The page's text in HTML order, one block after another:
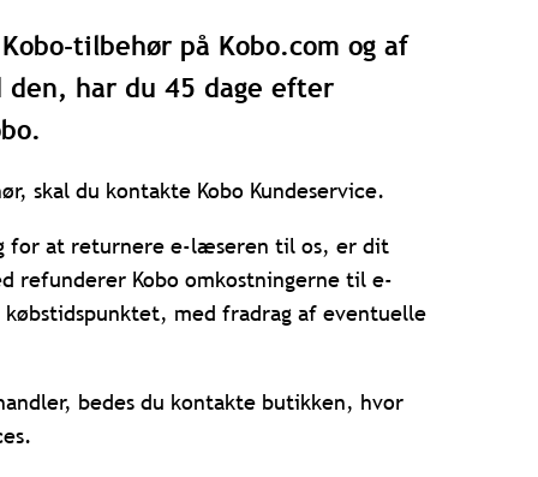
tilbehør på Kobo.com og af
har du 45 dage efter
skal du kontakte Kobo Kundeservice.
for at returnere e-læseren til os, er dit
refunderer Kobo omkostningerne til e-
med fradrag af eventuelle
bedes du kontakte butikken, hvor